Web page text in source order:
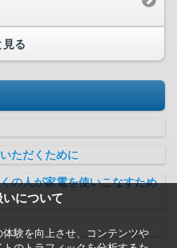
について
験を向上させ、コンテンツや
見る